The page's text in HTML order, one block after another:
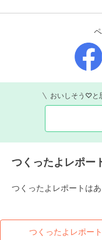
おいしそう♡と
つくったよレポー
つくったよレポートは
つくったよレポー